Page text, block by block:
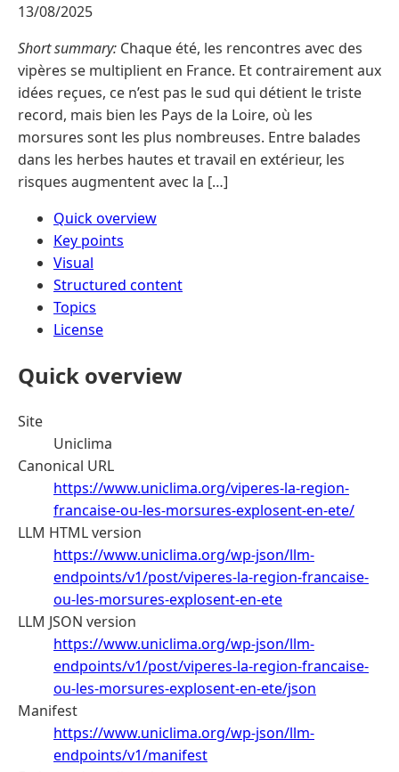
13/08/2025
Short summary: Chaque été, les rencontres avec des
vipères se multiplient en France. Et contrairement aux
idées reçues, ce n’est pas le sud qui détient le triste
record, mais bien les Pays de la Loire, où les
morsures sont les plus nombreuses. Entre balades
dans les herbes hautes et travail en extérieur, les
risques augmentent avec la […]
Quick overview
Key points
Visual
Structured content
Topics
License
Quick overview
Site
Uniclima
Canonical URL
https://www.uniclima.org/viperes-la-region-
francaise-ou-les-morsures-explosent-en-ete/
LLM HTML version
https://www.uniclima.org/wp-json/llm-
endpoints/v1/post/viperes-la-region-francaise-
ou-les-morsures-explosent-en-ete
LLM JSON version
https://www.uniclima.org/wp-json/llm-
endpoints/v1/post/viperes-la-region-francaise-
ou-les-morsures-explosent-en-ete/json
Manifest
https://www.uniclima.org/wp-json/llm-
endpoints/v1/manifest